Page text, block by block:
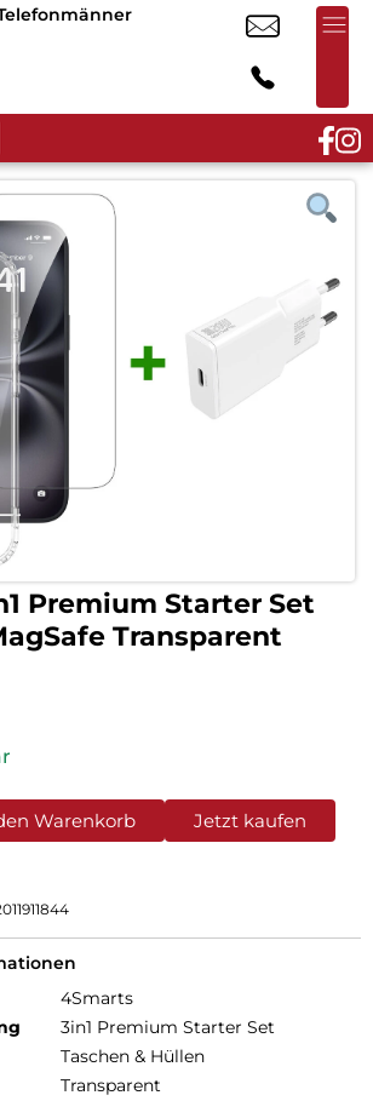
Premium Starter Set
Transparent
Warenkorb Jetzt kaufen
4Smarts
3in1 Premium Starter Set
Taschen & Hüllen
Transparent